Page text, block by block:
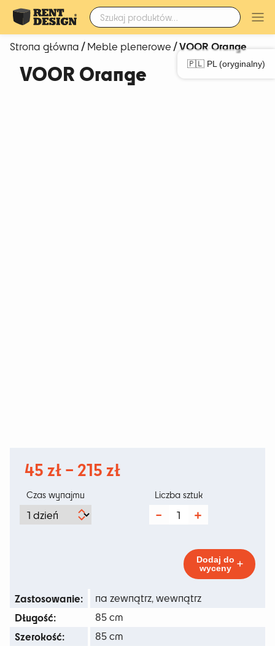
Szukaj:
🇵🇱 PL (oryginalny)
Strona główna/Meble plenerowe/ VOOR Orange
VOOR Orange
45 zł– 215 złZakres
Czas wynajmu
ilość
Liczba sztuk
Dodaj do
wyceny
Zastosowanie: na zewnątrz, wewnątrz
Długość: 85 cm
Szerokość: 85 cm